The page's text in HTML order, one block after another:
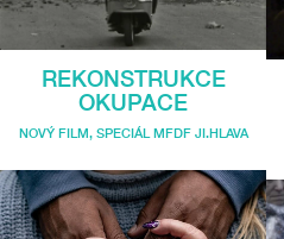
REKONSTRUKCE
OKUPACE
NOVÝ FILM, SPECIÁL MFDF JI.HLAVA